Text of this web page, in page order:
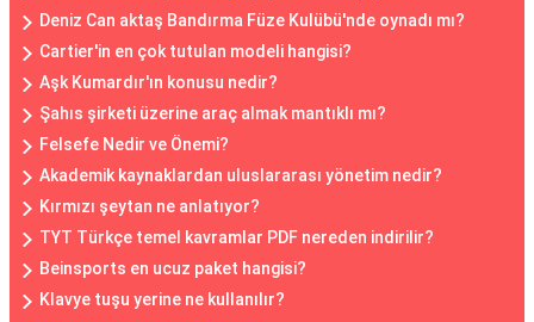
Deniz Can aktaş Bandırma Füze Kulübü'nde oynadı mı?
Cartier'in en çok tutulan modeli hangisi?
Aşk Kumardır'ın konusu nedir?
Şahıs şirketi üzerine araç almak mantıklı mı?
Felsefe Nedir ve Önemi?
Akademik kaynaklardan uluslararası yönetim nedir?
Kırmızı şeytan ne anlatıyor?
TYT Türkçe temel kavramlar PDF nereden indirilir?
Beinsports en ucuz paket hangisi?
Klavye tuşu yerine ne kullanılır?